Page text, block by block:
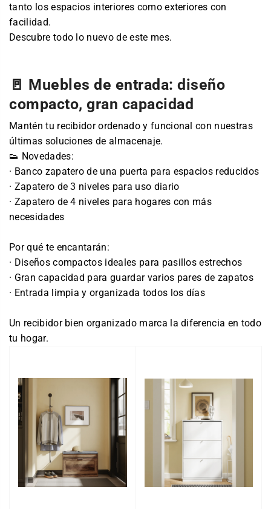
tanto los espacios interiores como exteriores con
facilidad.
Descubre todo lo nuevo de este mes.
🚪 Muebles de entrada: diseño
compacto, gran capacidad
Mantén tu recibidor ordenado y funcional con nuestras
últimas soluciones de almacenaje.
👟 Novedades:
· Banco zapatero de una puerta para espacios reducidos
· Zapatero de 3 niveles para uso diario
· Zapatero de 4 niveles para hogares con más
necesidades
Por qué te encantarán:
· Diseños compactos ideales para pasillos estrechos
· Gran capacidad para guardar varios pares de zapatos
· Entrada limpia y organizada todos los días
Un recibidor bien organizado marca la diferencia en todo
tu hogar.